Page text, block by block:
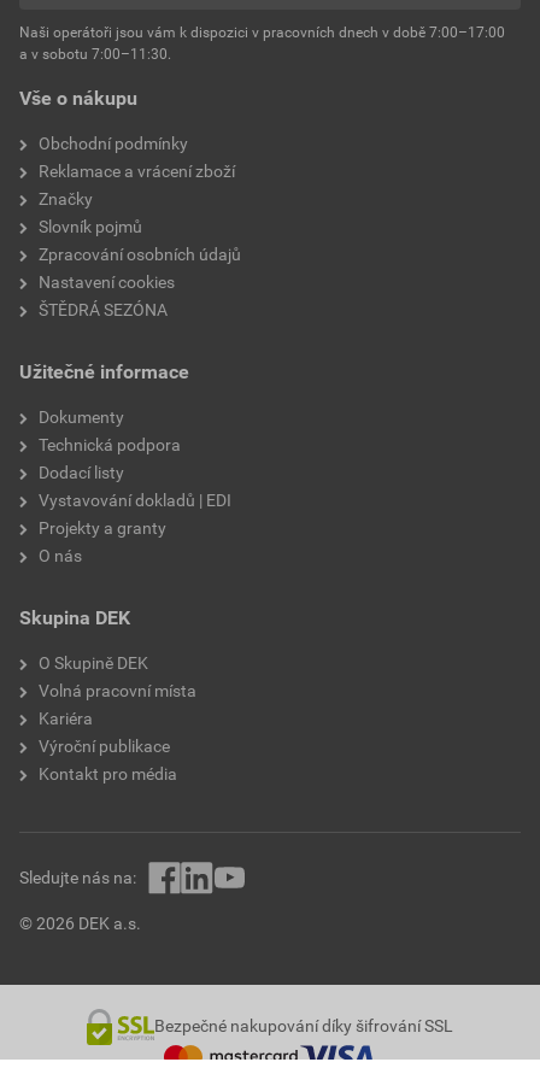
Vše o nákupu
Obchodní podmínky
Reklamace a vrácení zboží
Značky
Slovník pojmů
Zpracování osobních údajů
Nastavení cookies
ŠTĚDRÁ SEZÓNA
Užitečné informace
Dokumenty
Technická podpora
Dodací listy
Vystavování dokladů | EDI
Projekty a granty
O nás
Skupina DEK
O Skupině DEK
Volná pracovní místa
Kariéra
Výroční publikace
Kontakt pro média
Naši operátoři jsou vám k dispozici v pracovních dnech v době 7:00–17:00
a v sobotu 7:00–11:30.
© 2026 DEK a.s.
Sledujte nás na:
Bezpečné nakupování díky šifrování SSL